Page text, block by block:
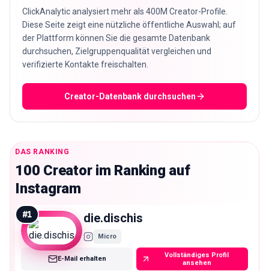
ClickAnalytic analysiert mehr als 400M Creator-Profile.
Diese Seite zeigt eine nützliche öffentliche Auswahl; auf
der Plattform können Sie die gesamte Datenbank
durchsuchen, Zielgruppenqualität vergleichen und
verifizierte Kontakte freischalten.
Creator-Datenbank durchsuchen
DAS RANKING
100 Creator im Ranking auf
Instagram
#1 die.dischis
Micro
E-Mail erhalten
Vollständiges Profil
ansehen